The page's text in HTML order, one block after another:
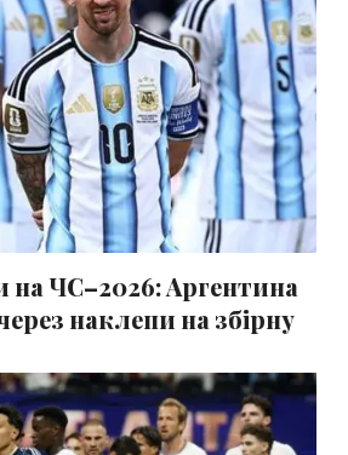
на ЧС–2026: Аргентина
наклепи на збірну